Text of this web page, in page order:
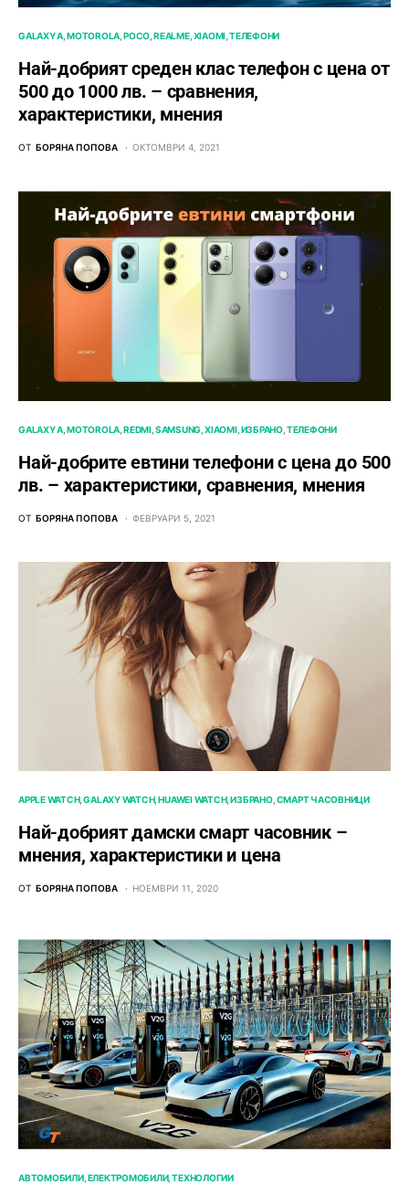
GALAXY A MOTOROLA POCO REALME XIAOMI ТЕЛЕФОНИ
Най-добрият среден клас телефон с цена от
500 до 1000 лв. – сравнения,
характеристики, мнения
ОТ БОРЯНА ПОПОВА ОКТОМВРИ 4, 2021
GALAXY A MOTOROLA REDMI SAMSUNG XIAOMI ИЗБРАНО ТЕЛЕФОНИ
Най-добрите евтини телефони с ценa до 500
лв. – характeристики, сравнения, мнения
ОТ БОРЯНА ПОПОВА ФЕВРУАРИ 5, 2021
APPLE WATCH GALAXY WATCH HUAWEI WATCH ИЗБРАНО СМАРТ ЧАСОВНИЦИ
Най-добрият дамски смарт часовник –
мнения, характеристики и цена
ОТ БОРЯНА ПОПОВА НОЕМВРИ 11, 2020
АВТОМОБИЛИ ЕЛЕКТРОМОБИЛИ ТЕХНОЛОГИИ